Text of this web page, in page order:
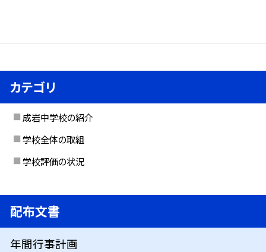
カテゴリ
成岩中学校の紹介
学校全体の取組
学校評価の状況
配布文書
年間行事計画